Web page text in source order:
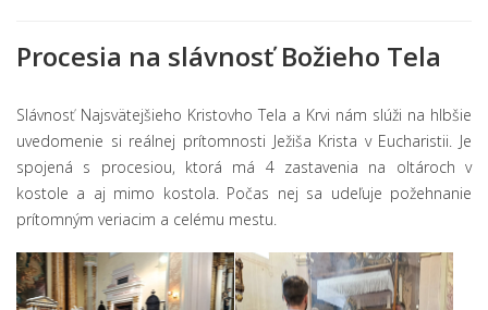
Procesia na slávnosť Božieho Tela
Slávnosť Najsvätejšieho Kristovho Tela a Krvi nám slúži na hlbšie
uvedomenie si reálnej prítomnosti Ježiša Krista v Eucharistii. Je
spojená s procesiou, ktorá má 4 zastavenia na oltároch v
kostole a aj mimo kostola. Počas nej sa udeľuje požehnanie
prítomným veriacim a celému mestu.